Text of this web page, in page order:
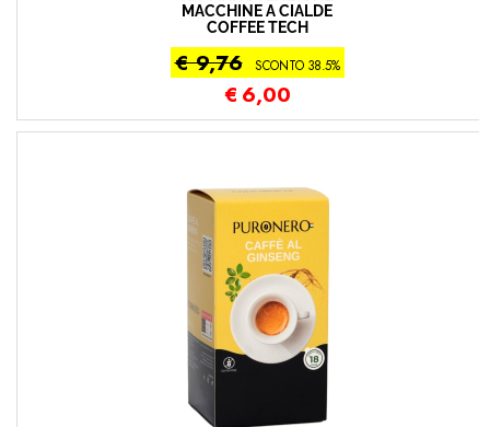
MACCHINE A CIALDE
COFFEE TECH
€ 9,76 SCONTO 38.5%
€ 6,00